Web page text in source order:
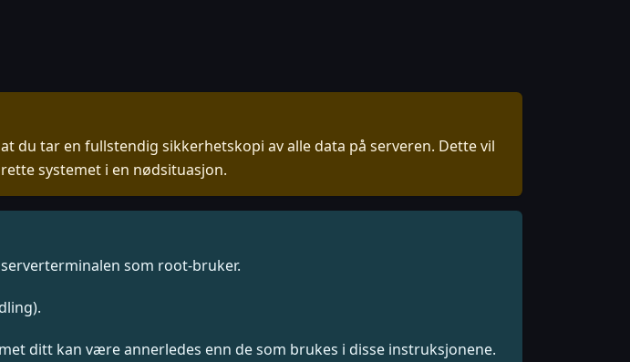
du tar en fullstendig sikkerhetskopi av alle data på serveren. Dette vil
systemet i en nødsituasjon.
som root-bruker.
ditt kan være annerledes enn de som brukes i disse instruksjonene.